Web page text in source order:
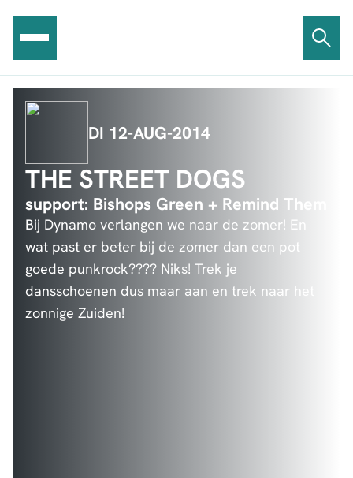
inhoud
DI 12-AUG-2014
THE STREET DOGS
support: Bishops Green + Remind Them
Bij Dynamo verlangen we naar de zomer! En
wat past er beter bij de zomer dan een pot
goede punkrock???? Niks! Trek je
dansschoenen dus maar aan en trek naar het
zonnige Zuiden!